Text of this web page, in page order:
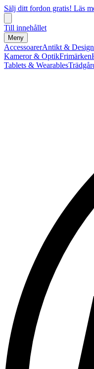
Sälj ditt fordon gratis! Läs
Till innehållet
Meny
AccessoarerAntikt & Design
Kameror & OptikFrimärken
Tablets & Wearables